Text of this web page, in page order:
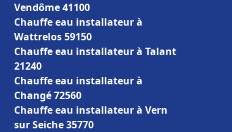
Vendôme 41100
Chauffe eau installateur à
Wattrelos 59150
Chauffe eau installateur à Talant
21240
Chauffe eau installateur à
Changé 72560
Chauffe eau installateur à Vern
sur Seiche 35770